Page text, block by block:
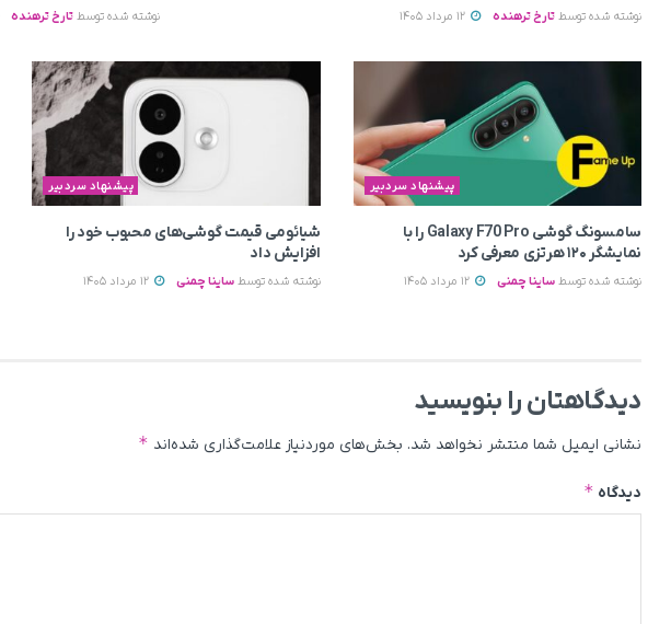
نوشته شده توسط تارخ ترهنده نوشته شده توسط تارخ ترهنده
پیشنهاد سردبیر
سامسونگ گوشی Galaxy F70 Pro را با
نمایشگر ۱۲۰ هرتزی معرفی کرد
نوشته شده توسط ساینا چمنی
پیشنهاد سردبیر
شیائومی قیمت گوشی‌های محبوب خود را
افزایش داد
نوشته شده توسط ساینا چمنی 12 مرداد 1405
دیدگاهتان را بنویسید
نشانی ایمیل شما منتشر نخواهد شد. بخش‌های موردنیاز علامت‌گذاری شده‌اند *
دیدگاه *